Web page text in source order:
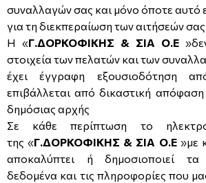
συναλλαγών σας και μόνο όποτε αυτό
για τη διεκπεραίωση των αιτήσεών
Η «Γ.ΔΟΡΚΟΦΙΚΗΣ & ΣΙΑ Ο.Ε
στοιχεία των πελατών και των
έχει έγγραφη εξουσιοδότηση
επιβάλλεται από δικαστική
δημόσιας αρχής
Σε κάθε περίπτωση το
της «Γ.ΔΟΡΚΟΦΙΚΗΣ & ΣΙΑ Ο.Ε »με
αποκαλύπτει ή δημοσιοποιεί
δεδομένα και τις πληροφορίες που